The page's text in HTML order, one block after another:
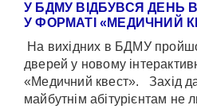
У БДМУ ВІДБУВСЯ ДЕНЬ
У ФОРМАТІ «МЕДИЧНИЙ
На вихідних в БДМУ
дверей у новому
«Медичний квест». Захід
майбутнім абітурієнтам не